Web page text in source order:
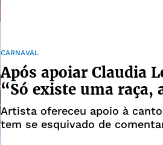
CARNAVAL
Após apoiar Claudia
“Só existe uma raça,
Artista ofereceu apoio à
tem se esquivado de